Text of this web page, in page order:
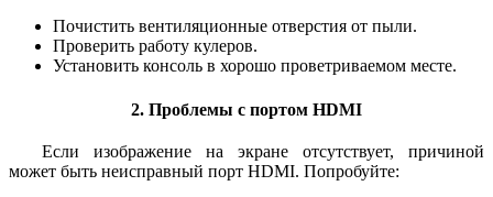
Почистить вентиляционные отверстия от пыли.
Проверить работу кулеров.
Установить консоль в хорошо проветриваемом месте.
2. Проблемы с портом HDMI
Если изображение на экране отсутствует, причиной
может быть неисправный порт HDMI. Попробуйте: